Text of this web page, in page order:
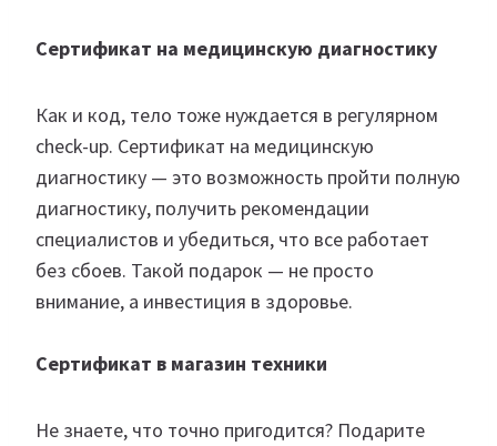
Сертификат на медицинскую диагностику
Как и код, тело тоже нуждается в регулярном
check-up. Сертификат на медицинскую
диагностику — это возможность пройти полную
диагностику, получить рекомендации
специалистов и убедиться, что все работает
без сбоев. Такой подарок — не просто
внимание, а инвестиция в здоровье.
Сертификат в магазин техники
Не знаете, что точно пригодится? Подарите